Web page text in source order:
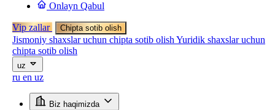
Onlayn Qabul
Vip zallar Chipta sotib olish
Jismoniy shaxslar uchun chipta sotib olish Yuridik shaxslar uchun
chipta sotib olish
uz
ru en uz
Biz haqimizda